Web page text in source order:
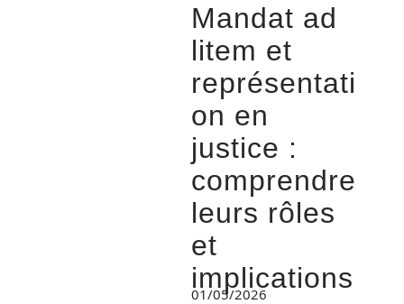
Mandat ad
litem et
représentati
on en
justice :
comprendre
leurs rôles
et
implications
01/05/2026